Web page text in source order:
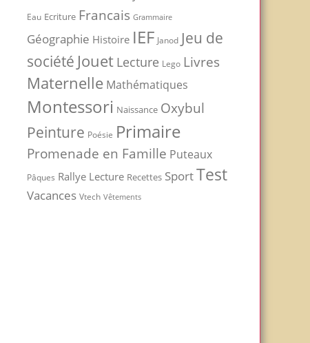
Eau Ecriture Francais Grammaire
Géographie Histoire IEF Janod Jeu de
société Jouet Lecture Lego Livres
Maternelle Mathématiques
Montessori Naissance Oxybul
Peinture Poésie Primaire
Promenade en Famille Puteaux
Pâques Rallye Lecture Recettes SportTest
Vacances Vtech Vêtements